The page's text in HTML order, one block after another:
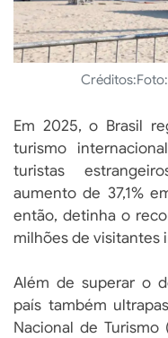
Créditos:
Em 2025, o Brasil
turismo
turistas
aumento de 37,1%
então, detinha o
milhões de visitantes
Além de superar o
país também
Nacional de Turismo